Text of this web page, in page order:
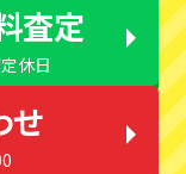
査定
休日
せ